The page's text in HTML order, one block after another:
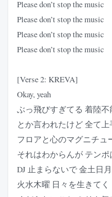
Please don’t stop the music
Please don’t stop the music
Please don’t stop the music
Please don’t stop the music
[Verse 2: KREVA]
Okay, yeah
ぶっ飛びすぎてる 着陸不
とか言われたけど 全て
フロアと心のマグニチュ
それはわからんが テンポ
DJ 止まらないで 金土日月
火水木曜 日々を生きてく